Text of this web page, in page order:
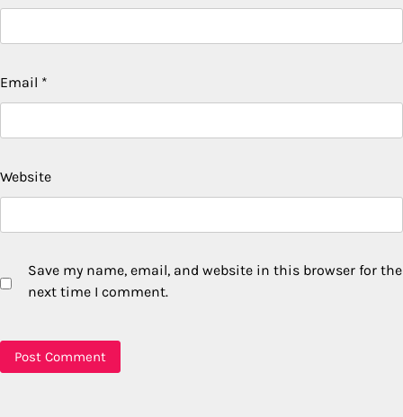
Email *
Website
Save my name, email, and website in this browser for the
next time I comment.